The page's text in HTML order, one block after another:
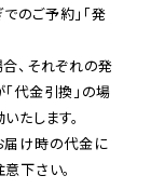
のご予約」「発
、それぞれの発
代金引換」の場
届け時の代金に
下さい。